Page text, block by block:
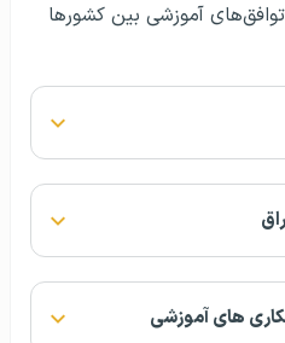
آموزشی بین کشورها
های آموزشی